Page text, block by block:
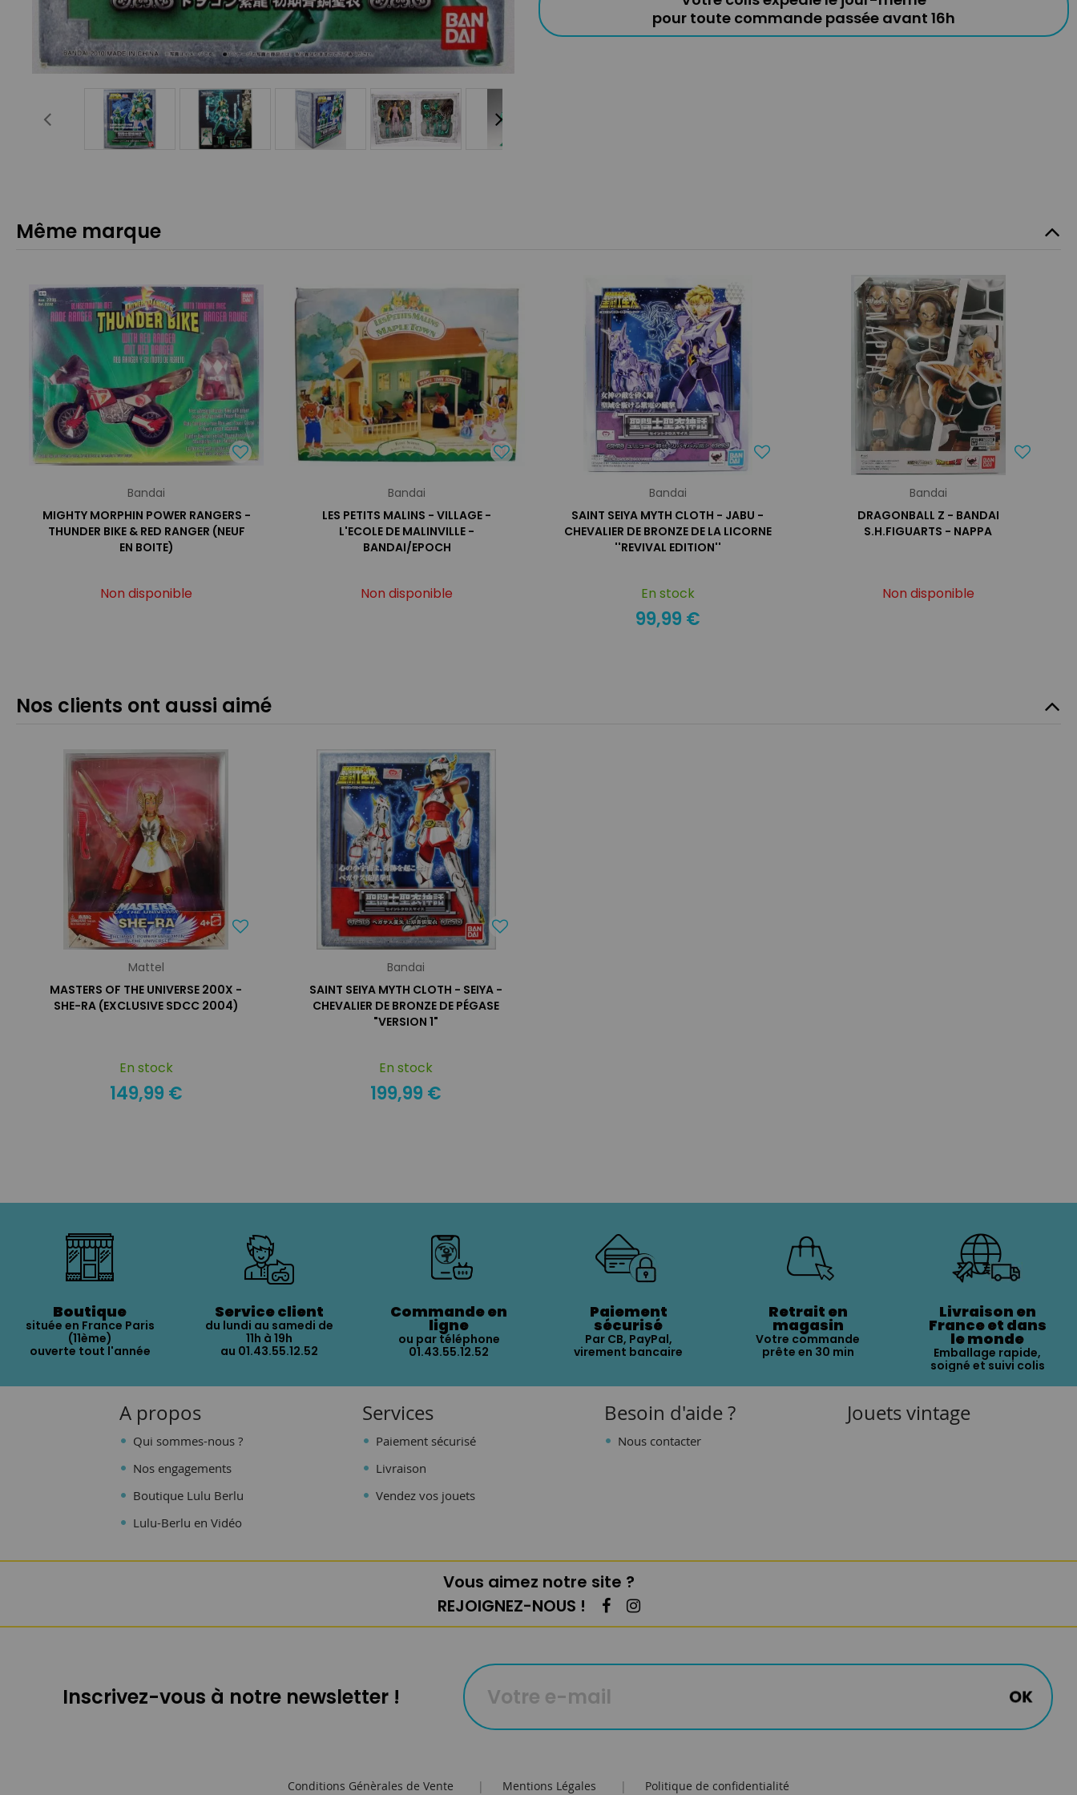
pour toute commande passée avant 16h
Même marque
Bandai
MIGHTY MORPHIN POWER RANGERS -
THUNDER BIKE & RED RANGER (NEUF
EN BOITE)
Non disponible
Bandai
LES PETITS MALINS - VILLAGE -
L'ECOLE DE MALINVILLE -
BANDAI/EPOCH
Non disponible
Bandai
SAINT SEIYA MYTH CLOTH - JABU -
CHEVALIER DE BRONZE DE LA LICORNE
''REVIVAL EDITION''
En stock
99,99 €
Bandai
DRAGONBALL Z - BANDAI
S.H.FIGUARTS - NAPPA
Non disponible
Nos clients ont aussi aimé
Mattel
MASTERS OF THE UNIVERSE 200X -
SHE-RA (EXCLUSIVE SDCC 2004)
En stock
149,99 €
Bandai
SAINT SEIYA MYTH CLOTH - SEIYA -
CHEVALIER DE BRONZE DE PÉGASE
"VERSION 1"
En stock
199,99 €
Boutique
située en France Paris
(11ème)
ouverte tout l'année
Service client
du lundi au samedi de
11h à 19h
au 01.43.55.12.52
Commande en
ligne
ou par téléphone
01.43.55.12.52
Paiement
sécurisé
Par CB, PayPal,
virement bancaire
Retrait en
magasin
Votre commande
prête en 30 min
Livraison en
France et dans
le monde
Emballage rapide,
soigné et suivi colis
A propos
Qui sommes-nous ?
Nos engagements
Boutique Lulu Berlu
Lulu-Berlu en Vidéo
Services
Paiement sécurisé
Livraison
Vendez vos jouets
Besoin d'aide ?
Nous contacter
Jouets vintage
Vous aimez notre site ?
REJOIGNEZ-NOUS !
Inscrivez-vous à notre newsletter !
Conditions Génèrales de Vente | Mentions Légales | Politique de confidentialité